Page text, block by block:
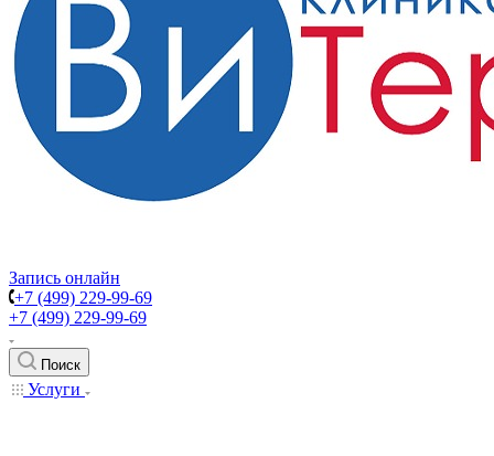
Запись онлайн
+7 (499) 229-99-69
+7 (499) 229-99-69
Поиск
Услуги